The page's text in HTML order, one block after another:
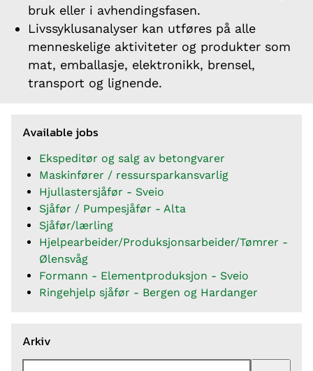
bruk eller i avhendingsfasen.
Livssyklusanalyser kan utføres på alle
menneskelige aktiviteter og produkter som
mat, emballasje, elektronikk, brensel,
transport og lignende.
Available jobs
Ekspeditør og salg av betongvarer
Maskinfører / ressursparkansvarlig
Hjullastersjåfør - Sveio
Sjåfør / Pumpesjåfør - Alta
Sjåfør/lærling
Hjelpearbeider/Produksjonsarbeider/Tømrer -
Ølensvåg
Formann - Elementproduksjon - Sveio
Ringehjelp sjåfør - Bergen og Hardanger
Arkiv